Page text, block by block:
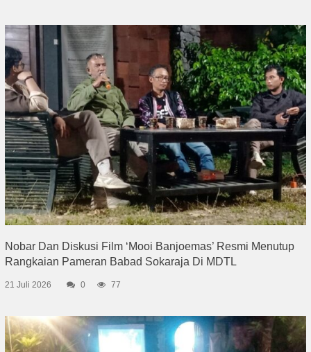
Nobar Dan Diskusi Film ‘Mooi Banjoemas’ Resmi Menutup
Rangkaian Pameran Babad Sokaraja Di MDTL
21 Juli 2026 0 77